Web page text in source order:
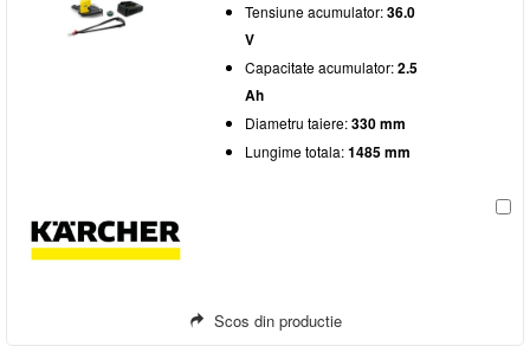
Tensiune acumulator:36.0
V
Capacitate acumulator:2.5
Ah
Diametru taiere:330 mm
Lungime totala:1485 mm
Scos din productie